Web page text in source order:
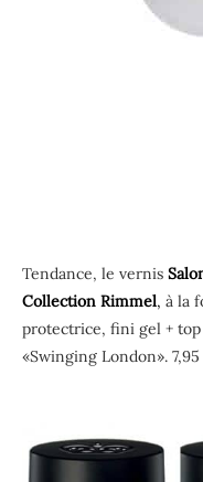
Tendance, le vernis
Collection Rimmel, à la
protectrice, fini gel +
«Swinging London».